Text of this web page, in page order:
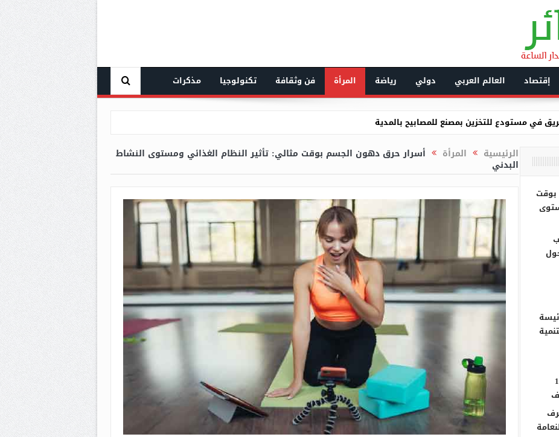
إقتصاد العالم العربي دولي رياضة المرأة فن وثقافة تكنولوجيا مذكرات
مباحثات مع رئيسة البنك الأوروبي لإعادة الإعمار والتنمية
مع نظيره المصري تعزيز التعاون الأمني
بـ17 طائرة “درون” غير مرخصة بسطيف
إجرامية تحترف نقل وتهريب وتجارة المخدرات بالنعامة
رفقة نظيرته المصرية الدورة التاسعة للجنة العليا الجزائرية-المصرية المشتركة
تصدر بيانا حول استيراد السيارات الأقل من 3 سنوات
في المنتدى الإفريقي للبث الإذاعي والتلفزي
تضع رقما أخضر للتبيلغ عن المخدرات في الوسط المدرسي
معتبرة من أعلاف الحيوانات موجهة للمضاربة بورشة بسطيف
في مستودع للتخزين بمصنع للمصابيح بالمدية
الرئيسية المرأة أسرار حرق دهون الجسم بوقت مثالي: تأثير النظام الغذائي ومستوى النشاط
البدني
بـ17